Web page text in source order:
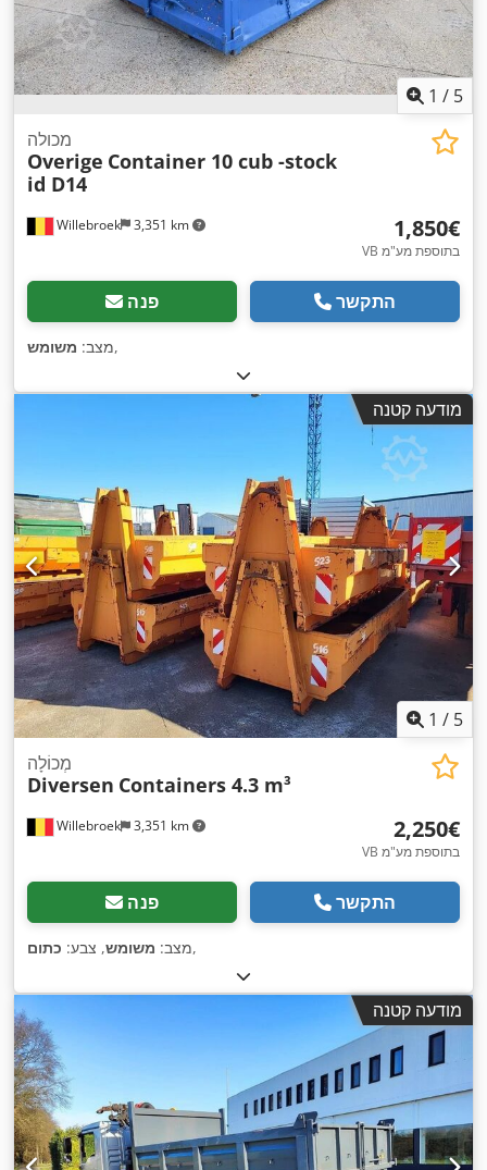
1 / 5
Willebroek 3,351 km
מכולה
Overige Container 10 cub -stock
id D14
‏1,850 ‏€
VB בתוספת מע"מ
פנה התקשר
מצב: משומש ,
מודעה קטנה
1 / 5
Willebroek 3,351 km
מְכוֹלָה
Diversen Containers 4.3 m³
‏2,250 ‏€
VB בתוספת מע"מ
פנה התקשר
מצב: משומש, צבע: כתום ,
מודעה קטנה